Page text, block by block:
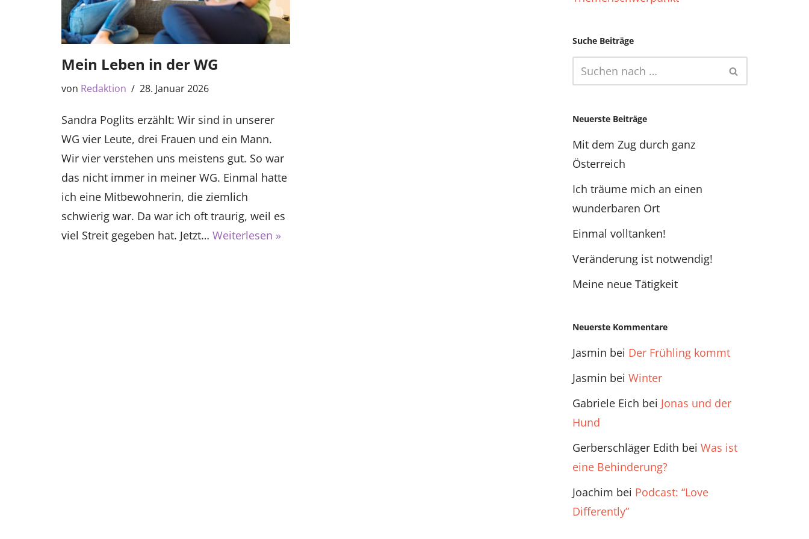
Mein Leben in der WG
von Redaktion 28. Januar 2026
Sandra Poglits erzählt: Wir sind in unserer
WG vier Leute, drei Frauen und ein Mann.
Wir vier verstehen uns meistens gut. So war
das nicht immer in meiner WG. Einmal hatte
ich eine Mitbewohnerin, die ziemlich
schwierig war. Da war ich oft traurig, weil es
viel Streit gegeben hat. Jetzt… Weiterlesen »
Suche Beiträge
Neuerste Beiträge
Mit dem Zug durch ganz
Österreich
Ich träume mich an einen
wunderbaren Ort
Einmal volltanken!
Veränderung ist notwendig!
Meine neue Tätigkeit
Neuerste Kommentare
Jasmin bei Der Frühling kommt
Jasmin bei Winter
Gabriele Eich bei Jonas und der
Hund
Gerberschläger Edith bei Was ist
eine Behinderung?
Joachim bei Podcast: “Love
Differently”